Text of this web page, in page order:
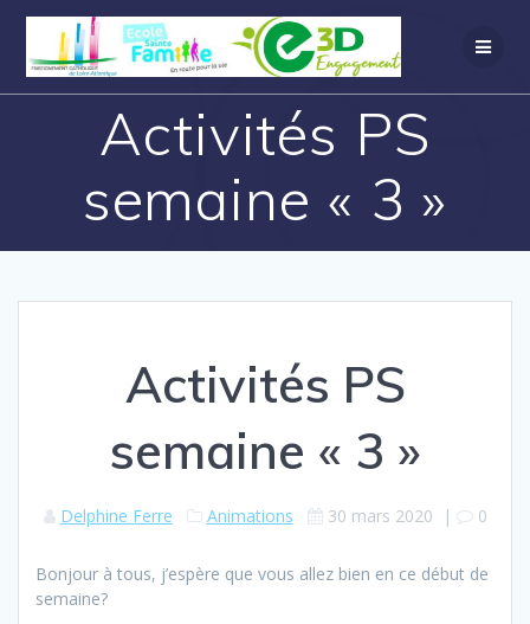
Activités PS
semaine « 3 »
Activités PS
semaine « 3 »
Delphine Ferre Animations 30 mars 2020 | 0
Bonjour à tous, j’espère que vous allez bien en ce début de
semaine?